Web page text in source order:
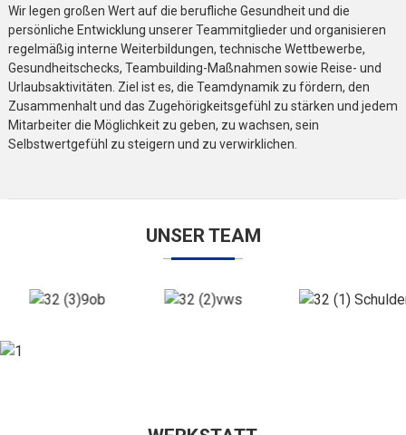
Wir legen großen Wert auf die berufliche Gesundheit und die
persönliche Entwicklung unserer Teammitglieder und organisieren
regelmäßig interne Weiterbildungen, technische Wettbewerbe,
Gesundheitschecks, Teambuilding-Maßnahmen sowie Reise- und
Urlaubsaktivitäten. Ziel ist es, die Teamdynamik zu fördern, den
Zusammenhalt und das Zugehörigkeitsgefühl zu stärken und jedem
Mitarbeiter die Möglichkeit zu geben, zu wachsen, sein
Selbstwertgefühl zu steigern und zu verwirklichen.
UNSER TEAM